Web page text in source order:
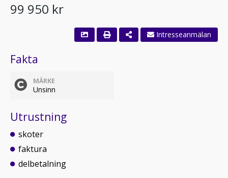
99 950 kr
Intresseanmälan
Fakta
MÄRKE
Unsinn
Utrustning
skoter
faktura
delbetalning